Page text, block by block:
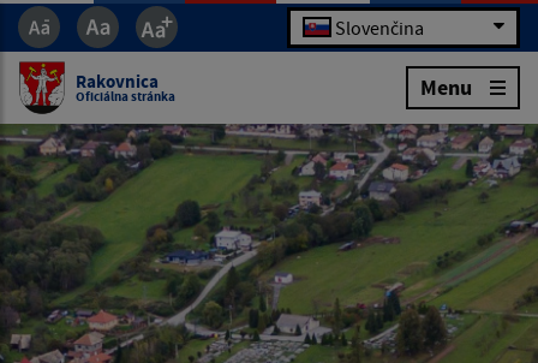
Slovenčina
Rakovnica
Oficiálna stránka Menu